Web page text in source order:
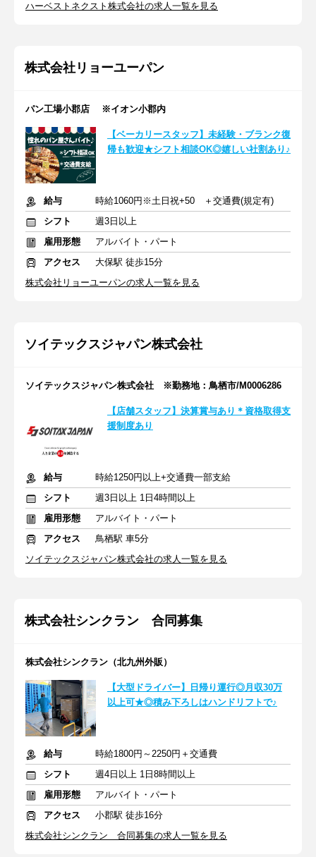
ハーベストネクスト株式会社の求人一覧を見る
株式会社リョーユーパン
パン工場小郡店 ※イオン小郡内
【ベーカリースタッフ】未経験・ブランク復
帰も歓迎★シフト相談OK◎嬉しい社割あり♪
給与
時給1060円※土日祝+50 ＋交通費(規定有)
シフト
週3日以上
雇用形態
アルバイト・パート
アクセス
大保駅 徒歩15分
株式会社リョーユーパンの求人一覧を見る
ソイテックスジャパン株式会社
ソイテックスジャパン株式会社 ※勤務地：鳥栖市/M0006286
【店舗スタッフ】決算賞与あり＊資格取得支
援制度あり
給与
時給1250円以上+交通費一部支給
シフト
週3日以上 1日4時間以上
雇用形態
アルバイト・パート
アクセス
鳥栖駅 車5分
ソイテックスジャパン株式会社の求人一覧を見る
株式会社シンクラン 合同募集
株式会社シンクラン（北九州外販）
【大型ドライバー】日帰り運行◎月収30万
以上可★◎積み下ろしはハンドリフトで♪
給与
時給1800円～2250円＋交通費
シフト
週4日以上 1日8時間以上
雇用形態
アルバイト・パート
アクセス
小郡駅 徒歩16分
株式会社シンクラン 合同募集の求人一覧を見る